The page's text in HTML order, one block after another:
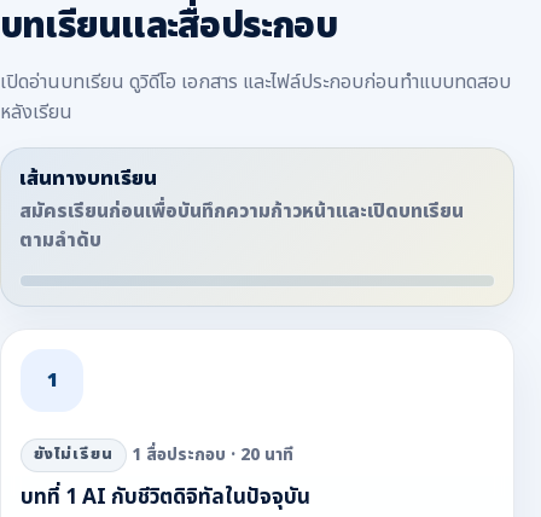
บทเรียนและสื่อประกอบ
เปิดอ่านบทเรียน ดูวิดีโอ เอกสาร และไฟล์ประกอบก่อนทำแบบทดสอบ
หลังเรียน
เส้นทางบทเรียน
สมัครเรียนก่อนเพื่อบันทึกความก้าวหน้าและเปิดบทเรียน
ตามลำดับ
1
ยังไม่เรียน 1 สื่อประกอบ · 20 นาที
บทที่ 1 AI กับชีวิตดิจิทัลในปัจจุบัน